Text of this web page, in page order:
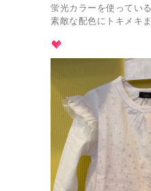
蛍光カラーを使ってい
素敵な配色にトキメキ